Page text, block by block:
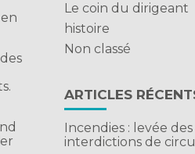
Le coin du dirigeant
histoire
Non classé
ARTICLES
Incendies : levée des
interdictions de